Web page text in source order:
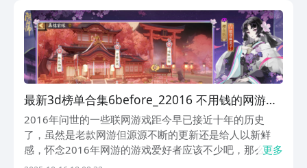
最新3d榜单合集6before_22016 不用钱的网游榜
单
2016年问世的一些联网游戏距今早已接近十年的历史
了，虽然是老款网游但源源不断的更新还是给人以新鲜
感，怀念2016年网游的游戏爱好者应该不少吧，那么最
新3d网游排行榜2016情况怎么样?下列介绍的五大联机
更多